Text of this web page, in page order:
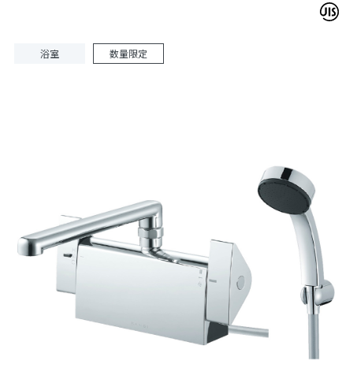
浴室 数量限定